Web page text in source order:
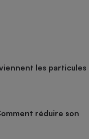
les particules
réduire son